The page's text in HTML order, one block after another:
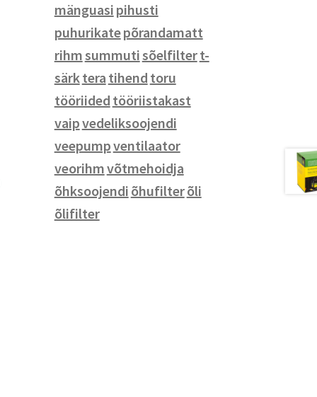
Autole ja jalgrattale
Kontoritarbed
Noad
Seinakellad ja termomeetrid
Tassid
Vihmavarjud
Võtmehoidjad
mänguasi pihusti
puhurikatepõrandamatt
rihmsummutisõelfiltert-
särktera tihend toru
tööriided tööriistakast
vaipvedeliksoojendi
veepumpventilaator
veorihmvõtmehoidja
õhksoojendi õhufilterõli
õlifilter